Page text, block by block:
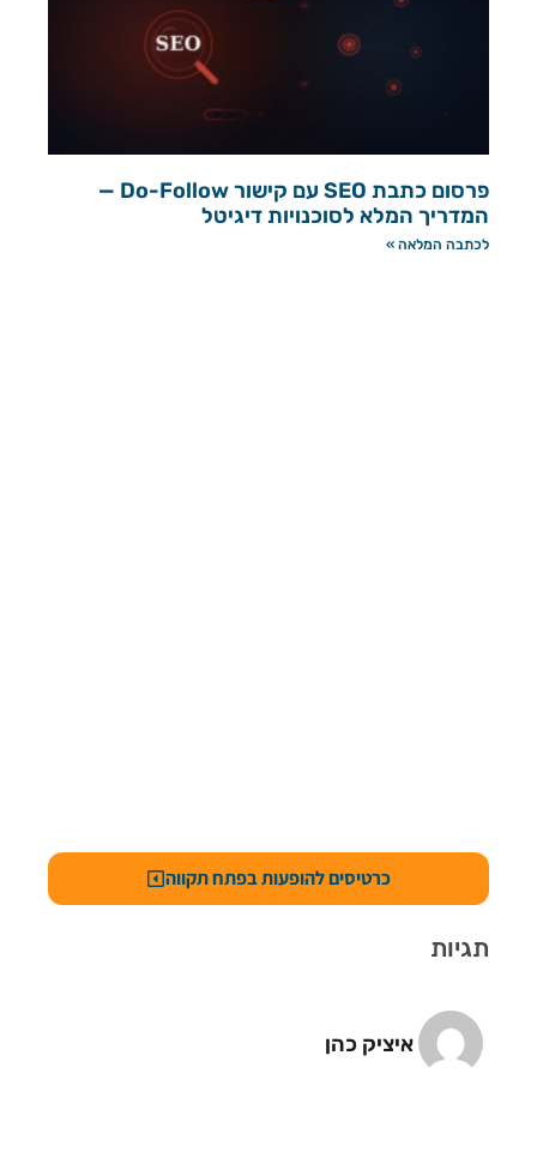
פרסום כתבת SEO עם קישור Do-Follow —
המדריך המלא לסוכנויות דיגיטל
לכתבה המלאה »
כרטיסים להופעות בפתח תקווה
תגיות
איציק כהן